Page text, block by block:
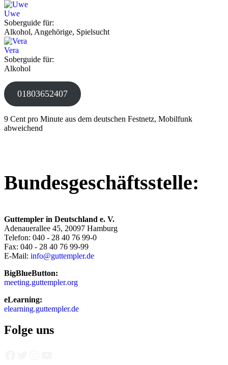
Uwe
Soberguide für:
Alkohol, Angehörige, Spielsucht
Vera
Soberguide für:
Alkohol
01803652407
9 Cent pro Minute aus dem deutschen Festnetz, Mobilfunk
abweichend
Bundesgeschäftsstelle:
Guttempler in Deutschland e. V.
Adenauerallee 45, 20097 Hamburg
Telefon: 040 - 28 40 76 99-0
Fax: 040 - 28 40 76 99-99
E-Mail: info@guttempler.de
BigBlueButton:
meeting.guttempler.org
eLearning:
elearning.guttempler.de
Folge uns